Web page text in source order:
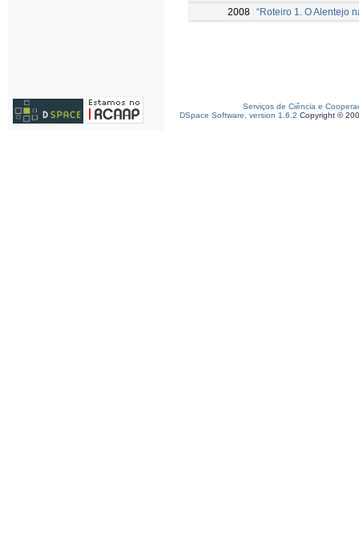
2008 “Roteiro 1. O Alentejo
Serviços de Ciência e
DSpace Software, version 1.6.2 Copyright ©